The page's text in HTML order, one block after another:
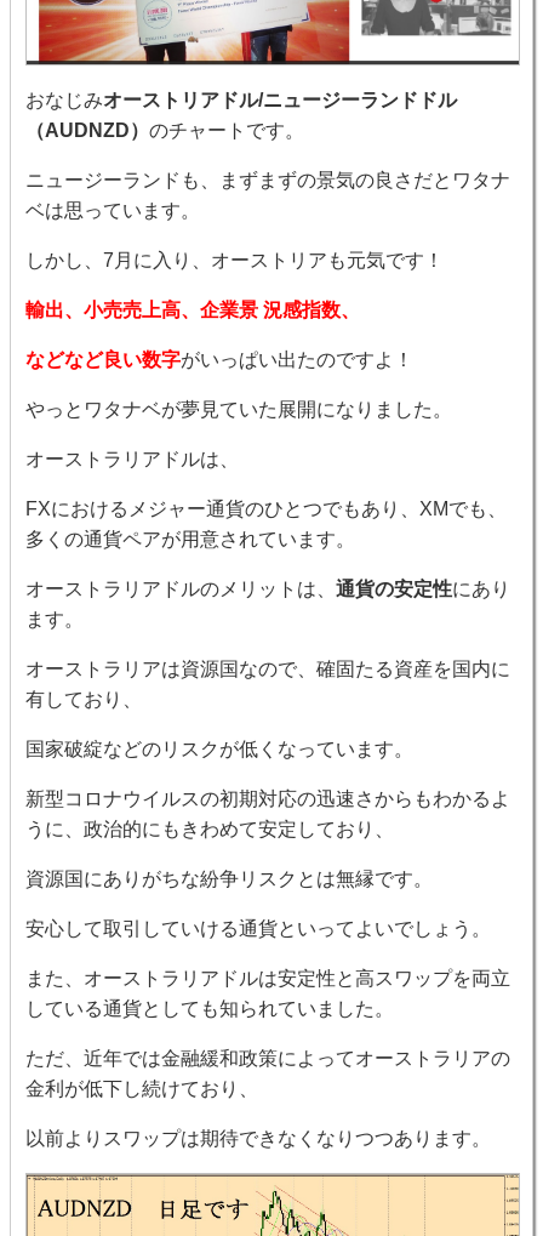
おなじみオーストリアドル/ニュージーランドドル
（AUDNZD） のチャートです。
ニュージーランドも、まずまずの景気の良さだとワタナ
ベは思っています。
しかし、7月に入り、オーストリアも元気です！
輸出、小売売上高、企業景 況感指数、
などなど良い数字がいっぱい出たのですよ！
やっとワタナベが夢見ていた展開になりました。
オーストラリアドルは、
FXにおけるメジャー通貨のひとつでもあり、XMでも、
多くの通貨ペアが用意されています。
オーストラリアドルのメリットは、 通貨の安定性にあり
ます。
オーストラリアは資源国なので、確固たる資産を国内に
有しており、
国家破綻などのリスクが低くなっています。
新型コロナウイルスの初期対応の迅速さからもわかるよ
うに、政治的にもきわめて安定しており、
資源国にありがちな紛争リスクとは無縁です。
安心して取引していける通貨といってよいでしょう。
また、オーストラリアドルは安定性と高スワップを両立
している通貨としても知られていました。
ただ、近年では金融緩和政策によってオーストラリアの
金利が低下し続けており、
以前よりスワップは期待できなくなりつつあります。